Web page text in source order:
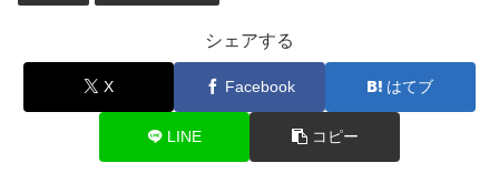
シェアする
X Facebook はてブ
LINE コピー